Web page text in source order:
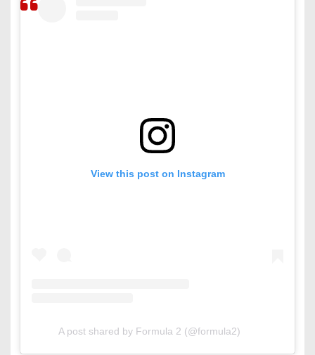
View this post on Instagram
A post shared by Formula 2 (@formula2)